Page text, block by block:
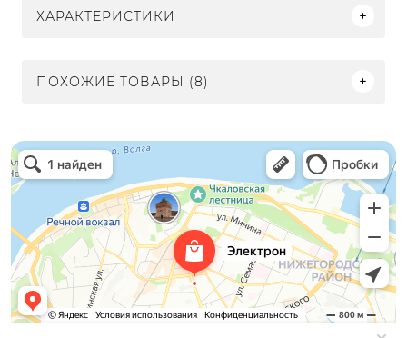
ХАРАКТЕРИСТИКИ
ПОХОЖИЕ ТОВАРЫ (8)
Электрон
Светильники в Нижнем Новгороде
Электротехническая продукция в Нижнем Новгороде